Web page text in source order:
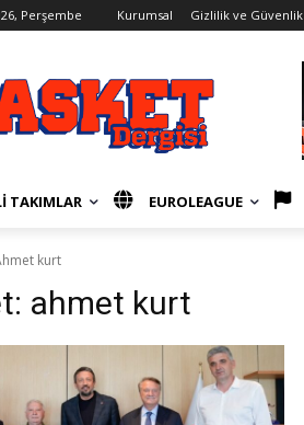
Perşembe Kurumsal Gizlilik ve Güvenlik
TAKIMLAR EUROLEAGUE
kurt
ahmet kurt